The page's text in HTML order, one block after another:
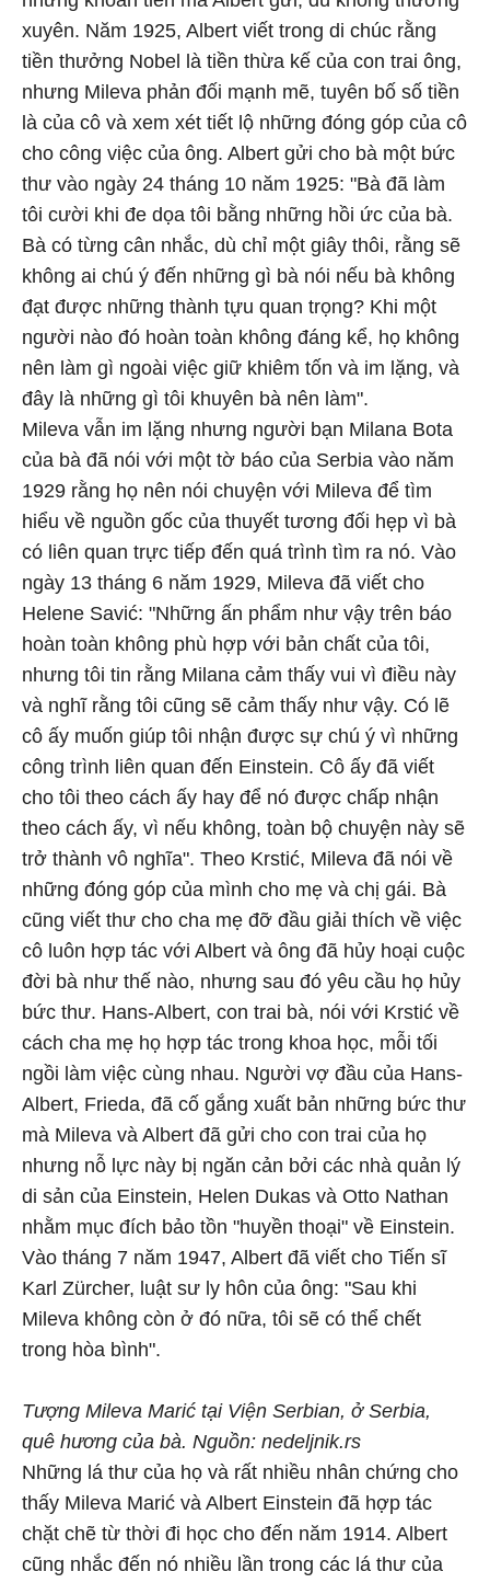
xuyên. Năm 1925, Albert viết trong di chúc rằng
tiền thưởng Nobel là tiền thừa kế của con trai ông,
nhưng Mileva phản đối mạnh mẽ, tuyên bố số tiền
là của cô và xem xét tiết lộ những đóng góp của cô
cho công việc của ông. Albert gửi cho bà một bức
thư vào ngày 24 tháng 10 năm 1925: "Bà đã làm
tôi cười khi đe dọa tôi bằng những hồi ức của bà.
Bà có từng cân nhắc, dù chỉ một giây thôi, rằng sẽ
không ai chú ý đến những gì bà nói nếu bà không
đạt được những thành tựu quan trọng? Khi một
người nào đó hoàn toàn không đáng kể, họ không
nên làm gì ngoài việc giữ khiêm tốn và im lặng, và
đây là những gì tôi khuyên bà nên làm".
Mileva vẫn im lặng nhưng người bạn Milana Bota
của bà đã nói với một tờ báo của Serbia vào năm
1929 rằng họ nên nói chuyện với Mileva để tìm
hiểu về nguồn gốc của thuyết tương đối hẹp vì bà
có liên quan trực tiếp đến quá trình tìm ra nó. Vào
ngày 13 tháng 6 năm 1929, Mileva đã viết cho
Helene Savić: "Những ấn phẩm như vậy trên báo
hoàn toàn không phù hợp với bản chất của tôi,
nhưng tôi tin rằng Milana cảm thấy vui vì điều này
và nghĩ rằng tôi cũng sẽ cảm thấy như vậy. Có lẽ
cô ấy muốn giúp tôi nhận được sự chú ý vì những
công trình liên quan đến Einstein. Cô ấy đã viết
cho tôi theo cách ấy hay để nó được chấp nhận
theo cách ấy, vì nếu không, toàn bộ chuyện này sẽ
trở thành vô nghĩa". Theo Krstić, Mileva đã nói về
những đóng góp của mình cho mẹ và chị gái. Bà
cũng viết thư cho cha mẹ đỡ đầu giải thích về việc
cô luôn hợp tác với Albert và ông đã hủy hoại cuộc
đời bà như thế nào, nhưng sau đó yêu cầu họ hủy
bức thư. Hans-Albert, con trai bà, nói với Krstić về
cách cha mẹ họ hợp tác trong khoa học, mỗi tối
ngồi làm việc cùng nhau. Người vợ đầu của Hans-
Albert, Frieda, đã cố gắng xuất bản những bức thư
mà Mileva và Albert đã gửi cho con trai của họ
nhưng nỗ lực này bị ngăn cản bởi các nhà quản lý
di sản của Einstein, Helen Dukas và Otto Nathan
nhằm mục đích bảo tồn "huyền thoại" về Einstein.
Vào tháng 7 năm 1947, Albert đã viết cho Tiến sĩ
Karl Zürcher, luật sư ly hôn của ông: "Sau khi
Mileva không còn ở đó nữa, tôi sẽ có thể chết
trong hòa bình".
Tượng Mileva Marić tại Viện Serbian, ở Serbia,
quê hương của bà. Nguồn: nedeljnik.rs
Những lá thư của họ và rất nhiều nhân chứng cho
thấy Mileva Marić và Albert Einstein đã hợp tác
chặt chẽ từ thời đi học cho đến năm 1914. Albert
cũng nhắc đến nó nhiều lần trong các lá thư của